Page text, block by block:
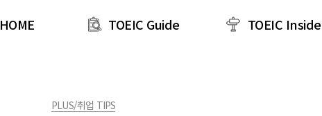
HOME TOEIC Guide TOEIC Inside
PLUS/취업 TIPS